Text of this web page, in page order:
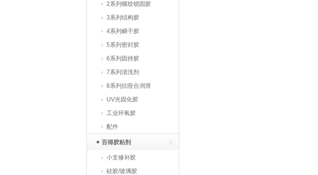
2系列螺纹锁固胶
3系列结构胶
4系列瞬干胶
5系列密封胶
6系列固持胶
7系列清洗剂
8系列抗咬合润滑
UV光固化胶
工业环氧胶
配件
百得胶粘剂
小支修补胶
硅胶/玻璃胶